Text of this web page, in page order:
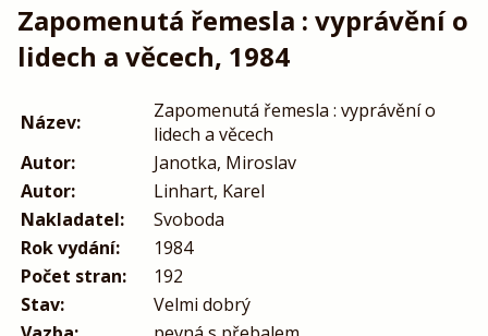
Zapomenutá řemesla : vyprávění o
lidech a věcech, 1984
Název:
Zapomenutá řemesla : vyprávění o
lidech a věcech
Autor:
Janotka, Miroslav
Autor:
Linhart, Karel
Nakladatel:
Svoboda
Rok vydání:
1984
Počet stran:
192
Stav:
Velmi dobrý